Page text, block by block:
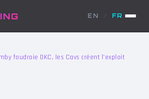
EN / FR
foudroie OKC, les Cavs créent l’exploit